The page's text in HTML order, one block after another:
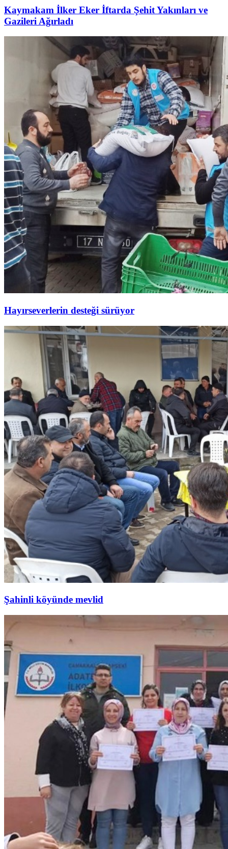
Kaymakam İlker Eker İftarda Şehit Yakınları ve
Gazileri Ağırladı
Hayırseverlerin desteği sürüyor
Şahinli köyünde mevlid